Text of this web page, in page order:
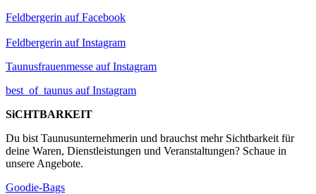
Feldbergerin auf Facebook
Feldbergerin auf Instagram
Taunusfrauenmesse auf Instagram
best_of_taunus auf Instagram
SiCHTBARKEIT
Du bist Taunusunternehmerin und brauchst mehr Sichtbarkeit für
deine Waren, Dienstleistungen und Veranstaltungen? Schaue in
unsere Angebote.
Goodie-Bags